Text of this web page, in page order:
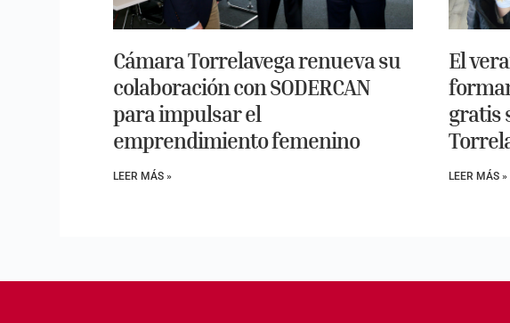
Cámara Torrelavega renueva su
colaboración con SODERCAN
para impulsar el
emprendimiento femenino
LEER MÁS »
El
gratis
LEER MÁS »